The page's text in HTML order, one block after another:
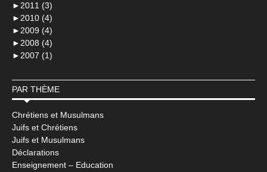
► 2011 (3)
► 2010 (4)
► 2009 (4)
► 2008 (4)
► 2007 (1)
PAR THÈME
Chrétiens et Musulmans
Juifs et Chrétiens
Juifs et Musulmans
Déclarations
Enseignement – Education